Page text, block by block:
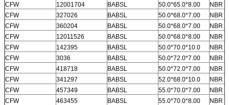
CFW
12001704 BABSL 50.0*65.0*8.00
NBR
CFW
327026 BABSL 50.0*68.0*7.00
NBR
CFW
360204 BABSL 50.0*68.0*7.00
NBR
CFW
12011526 BABSL 50.0*68.0*8.00
NBR
CFW
142395 BABSL 50.0*70.0*10.0
NBR
CFW
3036 BABSL 50.0*72.0*7.00
NBR
CFW
418718 BABSL 50.0*72.0*7.00
NBR
CFW
341297 BABSL 52.0*68.0*10.0
NBR
CFW
457349 BABSL 55.0*70.0*7.00
NBR
CFW
463455 BABSL 55.0*70.0*8.00
NBR